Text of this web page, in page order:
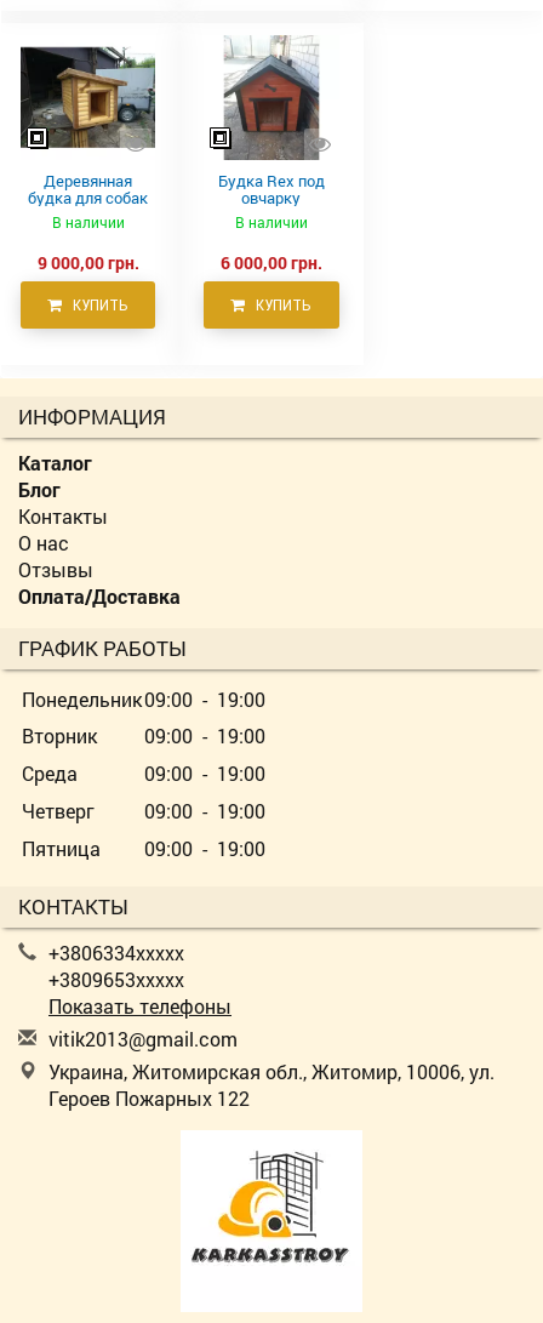
Деревянная
будка для собак
В наличии
9 000,00 грн.
КУПИТЬ
Будка Rex под
овчарку
В наличии
6 000,00 грн.
КУПИТЬ
ИНФОРМАЦИЯ
Каталог
Блог
Контакты
О нас
Отзывы
Оплата/Доставка
ГРАФИК РАБОТЫ
Понедельник09:00 - 19:00
Вторник
09:00 - 19:00
Среда
09:00 - 19:00
Четверг
09:00 - 19:00
Пятница
09:00 - 19:00
КОНТАКТЫ
+3806334xxxxx
+3809653xxxxx
Показать телефоны
vitik2013@gmail.com
Украина, Житомирская обл., Житомир, 10006, ул.
Героев Пожарных 122